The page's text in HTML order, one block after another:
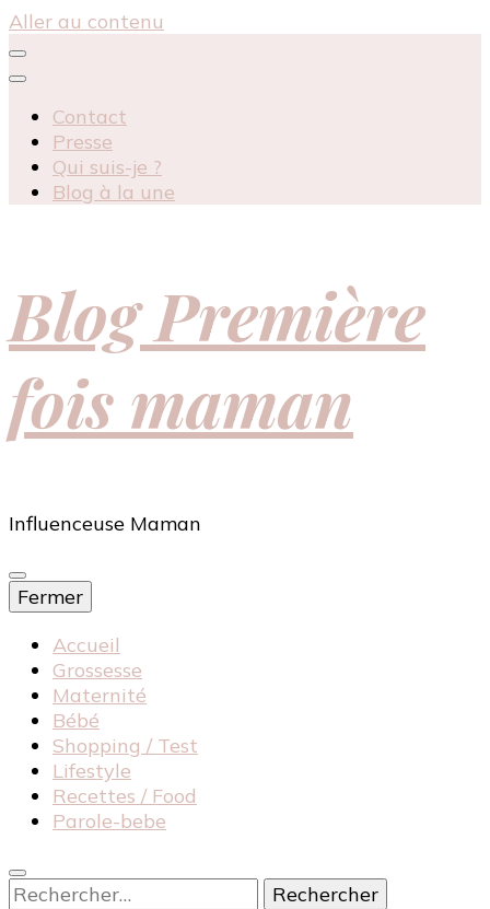
Aller au contenu
Contact
Presse
Qui suis-je ?
Blog à la une
Blog Première
fois maman
Influenceuse Maman
Fermer
Accueil
Grossesse
Maternité
Bébé
Shopping / Test
Lifestyle
Recettes / Food
Parole-bebe
Rechercher :